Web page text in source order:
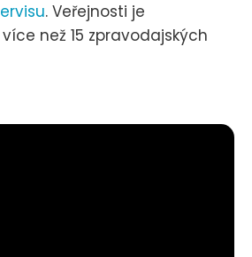
. Veřejnosti je
než 15 zpravodajských